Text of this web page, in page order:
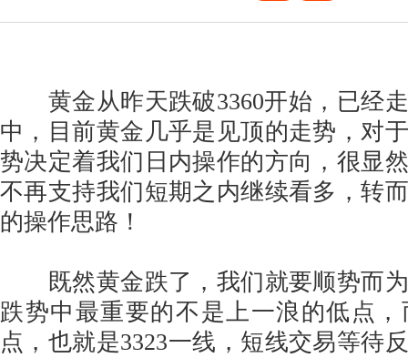
黄金从昨天跌破3360开始，已经
中，目前黄金几乎是见顶的走势，对
势决定着我们日内操作的方向，很显
不再支持我们短期之内继续看多，转
的操作思路！
既然黄金跌了，我们就要顺势而为
跌势中最重要的不是上一浪的低点
点，也就是3323一线，短线交易等待